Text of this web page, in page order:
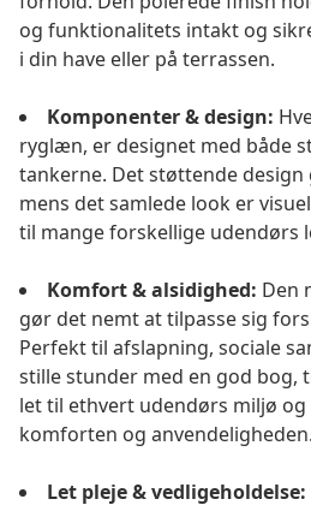
og funktionalitets intakt og
i din have eller på terrassen.
Komponenter & design:
ryglæn, er designet med både
tankerne. Det støttende
mens det samlede look er
til mange forskellige udendørs
Komfort & alsidighed: Den
gør det nemt at tilpasse sig
Perfekt til afslapning, sociale
stille stunder med en god bog,
let til ethvert udendørs miljø
komforten og anvendeligheden.
Let pleje & vedligeholdelse: